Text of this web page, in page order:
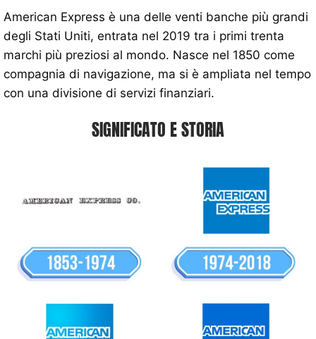
American Express è una delle venti banche più grandi
degli Stati Uniti, entrata nel 2019 tra i primi trenta
marchi più preziosi al mondo. Nasce nel 1850 come
compagnia di navigazione, ma si è ampliata nel tempo
con una divisione di servizi finanziari.
SIGNIFICATO E STORIA